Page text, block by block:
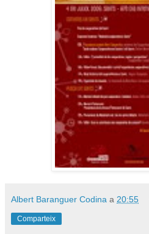
Albert Baranguer Codina a 20:55
Comparteix